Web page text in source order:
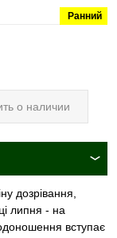
Ранний
о наличии
дозрівання,
липня - на
вступає